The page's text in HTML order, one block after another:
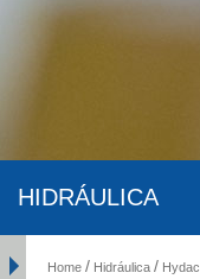
HIDRÁULICA
Home Hidráulica Hydac